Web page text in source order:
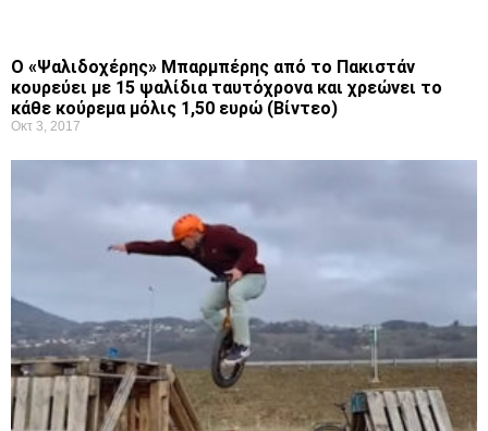
Ο «Ψαλιδοχέρης» Μπαρμπέρης από το Πακιστάν
κουρεύει με 15 ψαλίδια ταυτόχρονα και χρεώνει το
κάθε κούρεμα μόλις 1,50 ευρώ (Βίντεο)
Οκτ 3, 2017